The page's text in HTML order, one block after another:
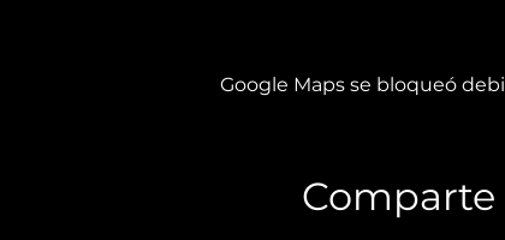
Google Maps se bloqueó
Comparte